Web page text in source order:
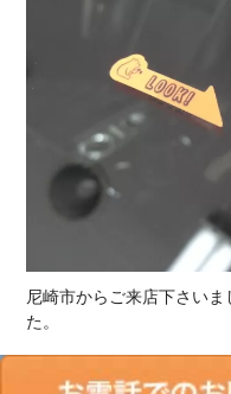
尼崎市からご来店下さい
た。